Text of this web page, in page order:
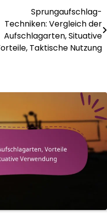
Sprungaufschlag-
Techniken: Vergleich der
Aufschlagarten, Situative
Taktische Nutzung